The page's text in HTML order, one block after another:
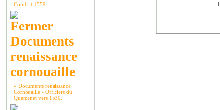
Combrit 1559
Documents
renaissance
cornouaille
¤ Documents renaissance
Cornouaille - Officiers du
Quemenet vers 1530.